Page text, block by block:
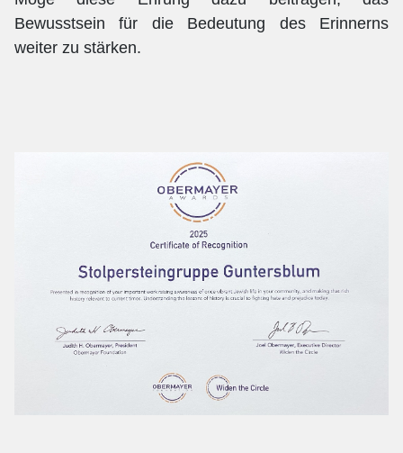
Bewusstsein für die Bedeutung des Erinnerns
weiter zu stärken.